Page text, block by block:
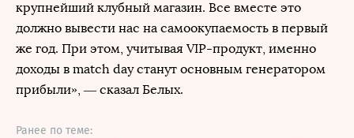
крупнейший клубный магазин. Все вместе это
должно вывести нас на самоокупаемость в первый
же год. При этом, учитывая VIP-продукт, именно
доходы в match day станут основным генератором
прибыли», — сказал Белых.
Ранее по теме: